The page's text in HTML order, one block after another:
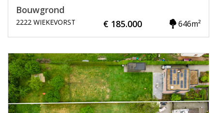
Bouwgrond
2222 WIEKEVORST € 185.000 646m²